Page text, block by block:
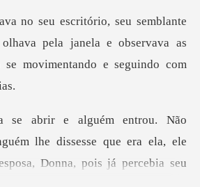
pela janela e observava as
lhe dissesse que era ela, ele